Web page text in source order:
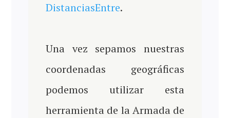
DistanciasEntre.
Una vez sepamos nuestras
coordenadas geográficas
podemos utilizar esta
herramienta de la Armada de